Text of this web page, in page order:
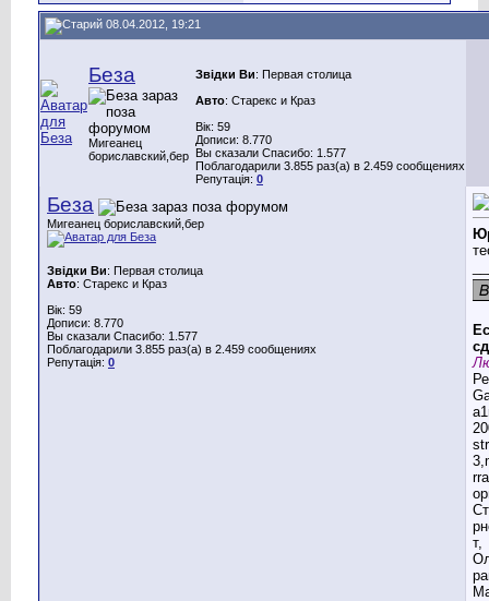
08.04.2012, 19:21
Беза
Мигеанец
бориславский,бер
Звідки Ви: Первая столица
Авто: Старекс и Краз
Вік: 59
Дописи: 8.770
Вы сказали Спасибо: 1.577
Поблагодарили 3.855 раз(а) в 2.459 сообщениях
Репутація: 0
Беза
Мигеанец бориславский,бер
Звідки Ви: Первая столица
Авто: Старекс и Краз
Вік: 59
Дописи: 8.770
Вы сказали Спасибо: 1.577
Поблагодарили 3.855 раз(а) в 2.459 сообщениях
Репутація: 0
т,